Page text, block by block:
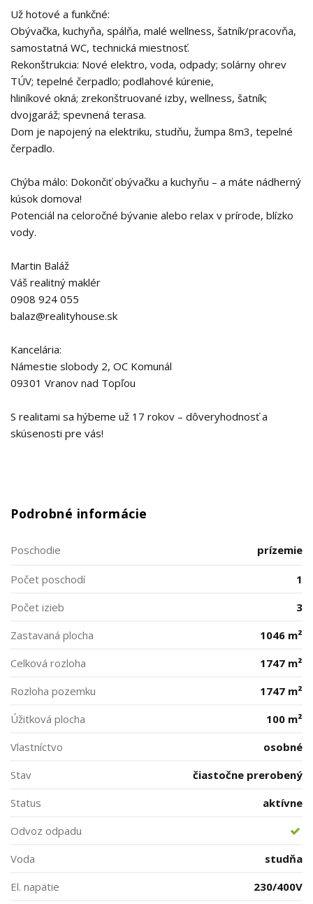
Už hotové a funkčné:
Obývačka, kuchyňa, spálňa, malé wellness, šatník/pracovňa,
samostatná WC, technická miestnosť.
Rekonštrukcia: Nové elektro, voda, odpady; solárny ohrev
TÚV; tepelné čerpadlo; podlahové kúrenie,
hliníkové okná; zrekonštruované izby, wellness, šatník;
dvojgaráž; spevnená terasa.
Dom je napojený na elektriku, studňu, žumpa 8m3, tepelné
čerpadlo.
Chýba málo: Dokončiť obývačku a kuchyňu – a máte nádherný
kúsok domova!
Potenciál na celoročné bývanie alebo relax v prírode, blízko
vody.
Martin Baláž
Váš realitný maklér
0908 924 055
balaz@realityhouse.sk
Kancelária:
Námestie slobody 2, OC Komunál
09301 Vranov nad Topľou
S realitami sa hýbeme už 17 rokov – dôveryhodnosť a
skúsenosti pre vás!
Podrobné informácie
Poschodie prízemie
Počet poschodí
1
Počet izieb
3
Zastavaná plocha
1046 m²
Celková rozloha
1747 m²
Rozloha pozemku
1747 m²
Úžitková plocha
100 m²
Vlastníctvo
osobné
Stav
čiastočne prerobený
Status
aktívne
Odvoz odpadu
Voda
studňa
El. napätie
230/400V